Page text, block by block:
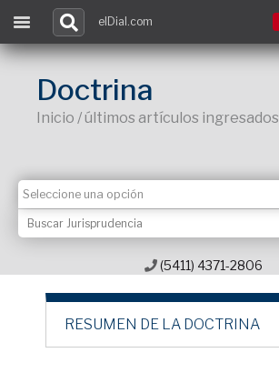
Contacto
elDial.com
Doctrina
Inicio / últimos artículos ingresados
(5411) 4371-2806
RESUMEN DE LA DOCTRINA